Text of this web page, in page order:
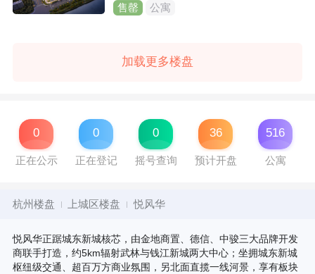
售罄 公寓
加载更多楼盘
0
正在公示
0
正在登记
0
摇号查询
36
预计开盘
516
公寓
杭州楼盘 上城区楼盘 悦风华
悦风华正踞城东新城核芯，由金地商置、德信、中骏三大品牌开发
商联手打造，约5km辐射武林与钱江新城两大中心；坐拥城东新城
枢纽级交通、超百万方商业氛围，另北面直揽一线河景，享有板块